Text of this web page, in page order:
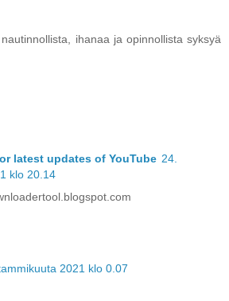
ihanaa ja opinnollista syksyä
latest updates of YouTube 24.
klo 20.14
2021 klo 0.07